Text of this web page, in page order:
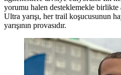
yorumu halen desteklemekle
Ultra yarışı, her trail koşucusunun
yarışının provasıdır.